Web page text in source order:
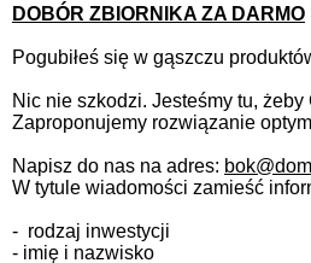
DOBÓR ZBIORNIKA ZA DARMO
Pogubiłeś się w gąszczu
Nic nie szkodzi. Jesteśmy tu, żeby
Zaproponujemy rozwiązanie
Napisz do nas na adres:
W tytule wiadomości zamieść
- rodzaj inwestycji
- imię i nazwisko